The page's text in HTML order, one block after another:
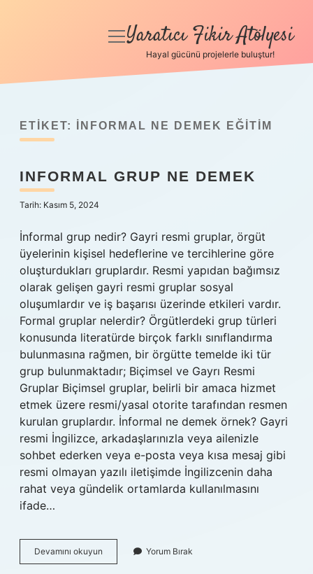
Anasayfa
Yasal Uyarı
Hakkımızda
menüyü
Yaratıcı Fikir Atölyesi
Hayal gücünü projelerle buluştur!
ETIKET: İNFORMAL NE DEMEK EĞITIM
INFORMAL GRUP NE DEMEK
Tarih: Kasım 5, 2024
İnformal grup nedir? Gayri resmi gruplar, örgüt
üyelerinin kişisel hedeflerine ve tercihlerine göre
oluşturdukları gruplardır. Resmi yapıdan bağımsız
olarak gelişen gayri resmi gruplar sosyal
oluşumlardır ve iş başarısı üzerinde etkileri vardır.
Formal gruplar nelerdir? Örgütlerdeki grup türleri
konusunda literatürde birçok farklı sınıflandırma
bulunmasına rağmen, bir örgütte temelde iki tür
grup bulunmaktadır; Biçimsel ve Gayrı Resmi
Gruplar Biçimsel gruplar, belirli bir amaca hizmet
etmek üzere resmi/yasal otorite tarafından resmen
kurulan gruplardır. İnformal ne demek örnek? Gayri
resmi İngilizce, arkadaşlarınızla veya ailenizle
sohbet ederken veya e-posta veya kısa mesaj gibi
resmi olmayan yazılı iletişimde İngilizcenin daha
rahat veya gündelik ortamlarda kullanılmasını
ifade…
Devamını okuyun
Grup
Yorum Bırak